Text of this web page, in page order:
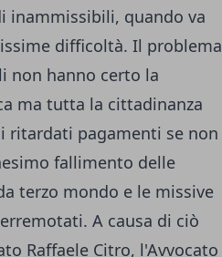
inammissibili, quando va
difficoltà. Il problema
non hanno certo la
ma tutta la cittadinanza
ritardati pagamenti se non
fallimento delle
terzo mondo e le missive
A causa di ciò
Raffaele Citro, l'Avvocato